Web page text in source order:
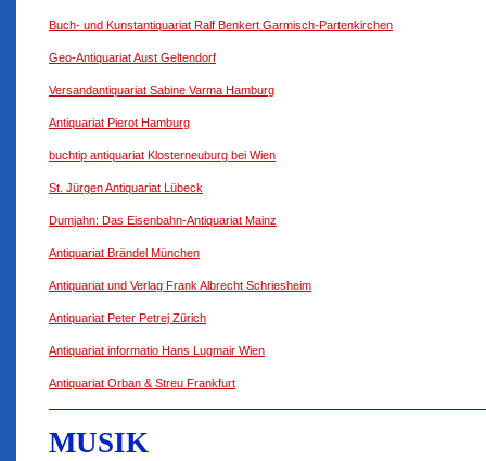
Buch- und Kunstantiquariat Ralf Benkert Garmisch-Partenkirchen
Geo-Antiquariat Aust Geltendorf
Versandantiquariat Sabine Varma Hamburg
Antiquariat Pierot Hamburg
buchtip antiquariat Klosterneuburg bei Wien
St. Jürgen Antiquariat Lübeck
Dumjahn: Das Eisenbahn-Antiquariat Mainz
Antiquariat Brändel München
Antiquariat und Verlag Frank Albrecht Schriesheim
Antiquariat Peter Petrej Zürich
Antiquariat informatio Hans Lugmair Wien
Antiquariat Orban & Streu Frankfurt
MUSIK